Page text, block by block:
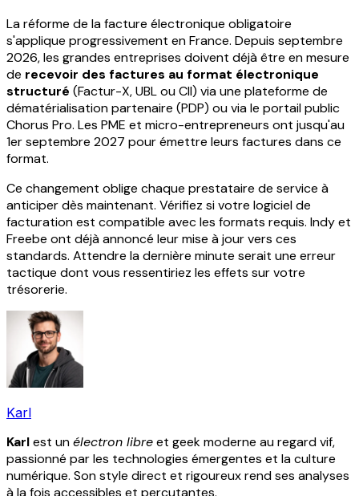
La réforme de la facture électronique obligatoire
s'applique progressivement en France. Depuis septembre
2026, les grandes entreprises doivent déjà être en mesure
de recevoir des factures au format électronique
structuré (Factur-X, UBL ou CII) via une plateforme de
dématérialisation partenaire (PDP) ou via le portail public
Chorus Pro. Les PME et micro-entrepreneurs ont jusqu'au
1er septembre 2027 pour émettre leurs factures dans ce
format.
Ce changement oblige chaque prestataire de service à
anticiper dès maintenant. Vérifiez si votre logiciel de
facturation est compatible avec les formats requis. Indy et
Freebe ont déjà annoncé leur mise à jour vers ces
standards. Attendre la dernière minute serait une erreur
tactique dont vous ressentiriez les effets sur votre
trésorerie.
Karl
Karlest unélectron libreet geek moderne au regard vif,
passionné par les technologies émergentes et la culture
numérique. Son style direct et rigoureux rend ses analyses
à la fois accessibles et percutantes.